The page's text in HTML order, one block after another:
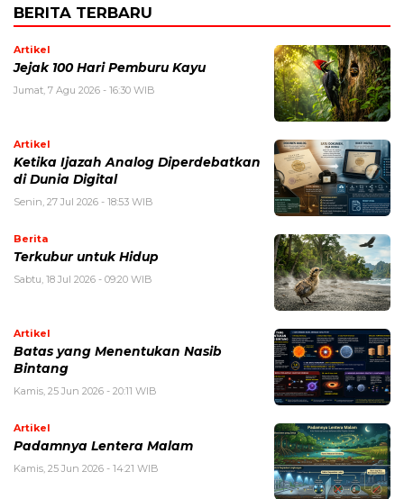
BERITA TERBARU
Artikel
Jejak 100 Hari Pemburu Kayu
Jumat, 7 Agu 2026 - 16:30 WIB
Artikel
Ketika Ijazah Analog Diperdebatkan
di Dunia Digital
Senin, 27 Jul 2026 - 18:53 WIB
Berita
Terkubur untuk Hidup
Sabtu, 18 Jul 2026 - 09:20 WIB
Artikel
Batas yang Menentukan Nasib
Bintang
Kamis, 25 Jun 2026 - 20:11 WIB
Artikel
Padamnya Lentera Malam
Kamis, 25 Jun 2026 - 14:21 WIB